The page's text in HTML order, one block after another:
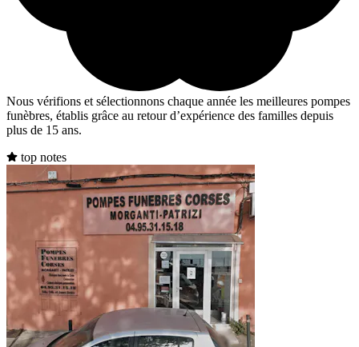
Nous vérifions et sélectionnons chaque année les meilleures pompes
funèbres, établis grâce au retour d’expérience des familles depuis
plus de 15 ans.
top notes